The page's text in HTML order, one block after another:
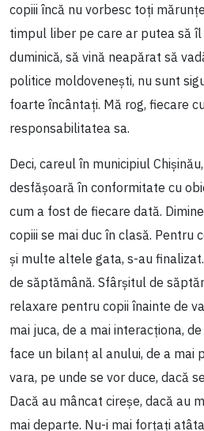
copiii încă nu vorbesc toți
timpul liber pe care ar putea să
duminică, să vină neapărat să
politice moldovenești, nu sunt
foarte încântați. Mă rog, fiecare
responsabilitatea sa.
Deci, careul în municipiul
desfășoară în conformitate cu
cum a fost de fiecare dată.
copiii se mai duc în clasă. Pentru
și multe altele gata, s-au
de săptămână. Sfârșitul de
relaxare pentru copii înainte de
mai juca, de a mai interacționa,
face un bilanț al anului, de a mai
vara, pe unde se vor duce, dacă
Dacă au mâncat cireșe, dacă au
mai departe. Nu-i mai forțați